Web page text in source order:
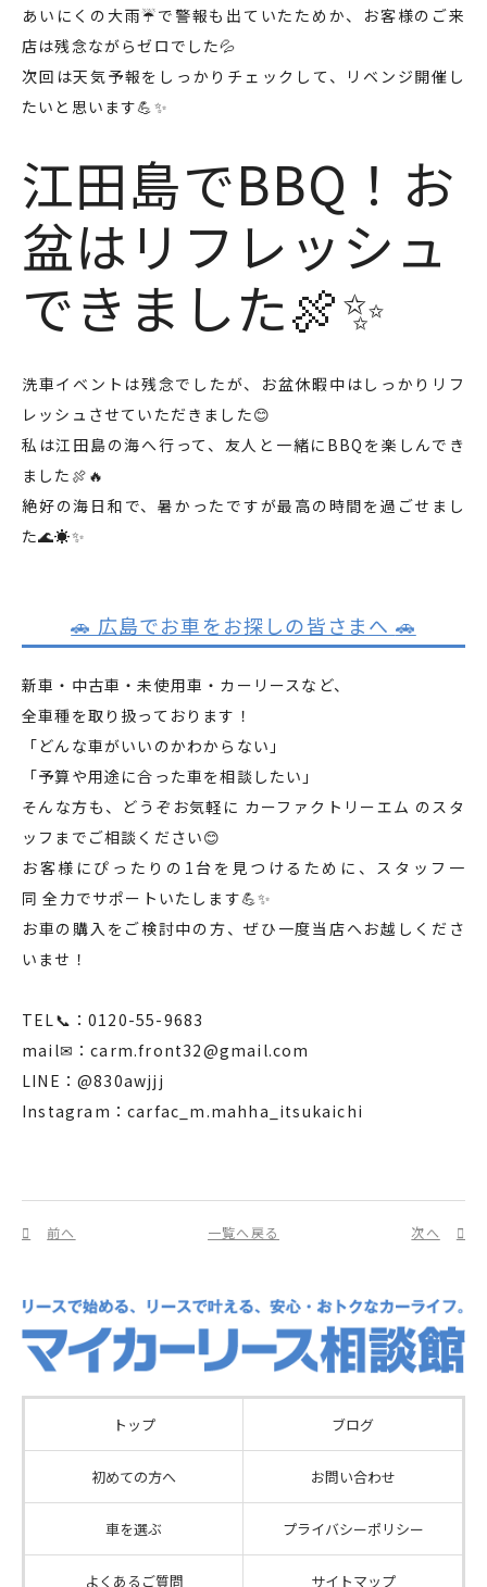
あいにくの大雨☔で警報も出ていたためか、お客様のご来
店は残念ながらゼロでした💦
次回は天気予報をしっかりチェックして、リベンジ開催し
たいと思います💪✨
江田島でBBQ！お
盆はリフレッシュ
できました🍖✨
洗車イベントは残念でしたが、お盆休暇中はしっかりリフ
レッシュさせていただきました😊
私は江田島の海へ行って、友人と一緒にBBQを楽しんでき
ました🍖🔥
絶好の海日和で、暑かったですが最高の時間を過ごせまし
た🌊☀️✨
🚗 広島でお車をお探しの皆さまへ 🚗
新車・中古車・未使用車・カーリースなど、
全車種を取り扱っております！
「どんな車がいいのかわからない」
「予算や用途に合った車を相談したい」
そんな方も、どうぞお気軽に カーファクトリーエム のスタ
ッフまでご相談ください😊
お客様にぴったりの1台を見つけるために、スタッフ一
同 全力でサポートいたします💪✨
お車の購入をご検討中の方、ぜひ一度当店へお越しくださ
いませ！
TEL📞：0120-55-9683
mail✉：carm.front32@gmail.com
LINE：@830awjjj
Instagram：carfac_m.mahha_itsukaichi
前へ 一覧へ戻る 次へ
トップ ブログ
初めての方へ お問い合わせ
車を選ぶ プライバシーポリシー
よくあるご質問 サイトマップ